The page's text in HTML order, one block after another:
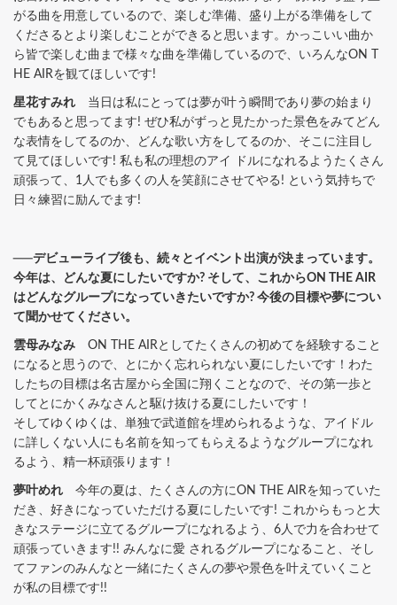
がる曲を用意しているので、楽しむ準備、盛り上がる準備をして
くださるとより楽しむことができると思います。かっこいい曲か
ら皆で楽しむ曲まで様々な曲を準備しているので、いろんなON T
HE AIRを観てほしいです!
星花すみれ 当日は私にとっては夢が叶う瞬間であり夢の始まり
でもあると思ってます! ぜひ私がずっと見たかった景色をみてどん
な表情をしてるのか、どんな歌い方をしてるのか、そこに注目し
て見てほしいです! 私も私の理想のアイ ドルになれるようたくさん
頑張って、1人でも多くの人を笑顔にさせてやる! という気持ちで
日々練習に励んでます!
──デビューライブ後も、続々とイベント出演が決まっています。
今年は、どんな夏にしたいですか? そして、これからON THE AIR
はどんなグループになっていきたいですか? 今後の目標や夢につい
て聞かせてください。
雲母みなみ ON THE AIRとしてたくさんの初めてを経験すること
になると思うので、
とにかく忘れられない夏にしたいです！ わた
したちの目標は名古屋から全国に翔くことなので、 その第一歩と
してとにかくみなさんと駆け抜ける夏にしたいです！
そしてゆくゆくは、単独で武道館を埋められるような、 アイドル
に詳しくない人にも名前を知ってもらえるようなグループ になれ
るよう、精一杯頑張ります！
夢叶めれ 今年の夏は、たくさんの方にON THE AIRを知っていた
だき、好きになっていただける夏にしたいです! これからもっと大
きなステージに立てるグループになれるよう、6人で力を合わせて
頑張っていきます!! みんなに愛 されるグループになること、そし
てファンのみんなと一緒にたくさんの夢や景色を叶えていくこと
が私の目標です!!